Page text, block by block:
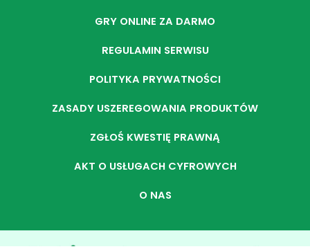
GRY ONLINE ZA DARMO
REGULAMIN SERWISU
POLITYKA PRYWATNOŚCI
ZASADY USZEREGOWANIA PRODUKTÓW
ZGŁOŚ KWESTIĘ PRAWNĄ
AKT O USŁUGACH CYFROWYCH
O NAS